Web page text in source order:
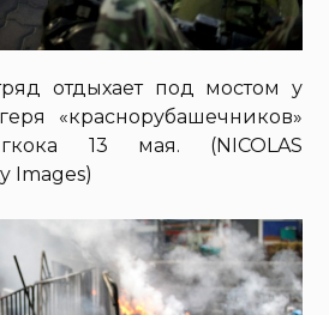
отдыхает под мостом у
«краснорубашечников»
13 мая. (NICOLAS
Images)